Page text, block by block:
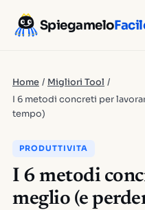
Spiegamelo
Home / Migliori Tool /
I 6 metodi concreti per
tempo)
PRODUTTIVITA
I 6 metodi
meglio (e